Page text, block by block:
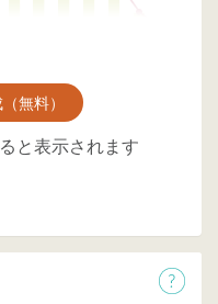
無料）
と表示されます